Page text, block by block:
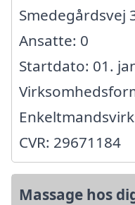
Smedegårdsvej
Ansatte: 0
Startdato: 01.
CVR: 29671184
Massage hos